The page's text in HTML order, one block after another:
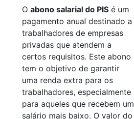
O abono salarial do PIS é um
pagamento anual destinado a
trabalhadores de empresas
privadas que atendem a
certos requisitos. Este abono
tem o objetivo de garantir
uma renda extra para os
trabalhadores, especialmente
para aqueles que recebem um
salário mais baixo. O valor do